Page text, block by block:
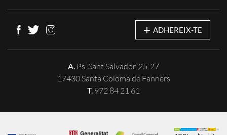
+ ADHEREIX-TE
A. Ps. Sant Salvador, 25-27
17430 Santa Coloma de Fanners
T. 972 84 21 61